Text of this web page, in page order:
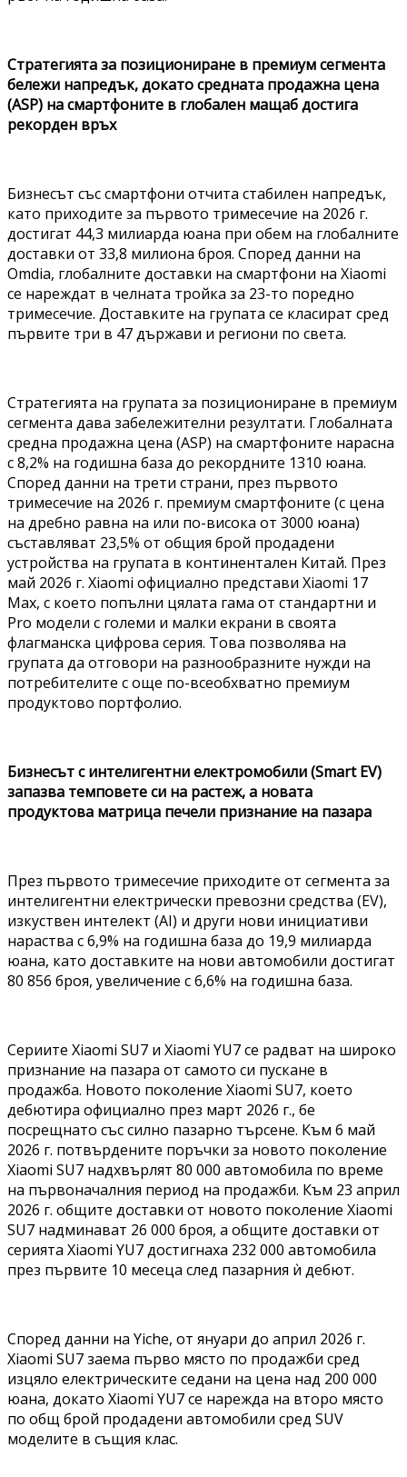
Стратегията за позициониране в премиум сегмента
бележи напредък, докато средната продажна цена
(ASP) на смартфоните в глобален мащаб достига
рекорден връх
Бизнесът със смартфони отчита стабилен напредък,
като приходите за първото тримесечие на 2026 г.
достигат 44,3 милиарда юана при обем на глобалните
доставки от 33,8 милиона броя. Според данни на
Omdia, глобалните доставки на смартфони на Xiaomi
се нареждат в челната тройка за 23-то поредно
тримесечие. Доставките на групата се класират сред
първите три в 47 държави и региони по света.
Стратегията на групата за позициониране в премиум
сегмента дава забележителни резултати. Глобалната
средна продажна цена (ASP) на смартфоните нарасна
с 8,2% на годишна база до рекордните 1310 юана.
Според данни на трети страни, през първото
тримесечие на 2026 г. премиум смартфоните (с цена
на дребно равна на или по-висока от 3000 юана)
съставляват 23,5% от общия брой продадени
устройства на групата в континентален Китай. През
май 2026 г. Xiaomi официално представи Xiaomi 17
Max, с което попълни цялата гама от стандартни и
Pro модели с големи и малки екрани в своята
флагманска цифрова серия. Това позволява на
групата да отговори на разнообразните нужди на
потребителите с още по-всеобхватно премиум
продуктово портфолио.
Бизнесът с интелигентни електромобили (Smart EV)
запазва темповете си на растеж, а новата
продуктова матрица печели признание на пазара
През първото тримесечие приходите от сегмента за
интелигентни електрически превозни средства (EV),
изкуствен интелект (AI) и други нови инициативи
нараства с 6,9% на годишна база до 19,9 милиарда
юана, като доставките на нови автомобили достигат
80 856 броя, увеличение с 6,6% на годишна база.
Сериите Xiaomi SU7 и Xiaomi YU7 се радват на широко
признание на пазара от самото си пускане в
продажба. Новото поколение Xiaomi SU7, което
дебютира официално през март 2026 г., бе
посрещнато със силно пазарно търсене. Към 6 май
2026 г. потвърдените поръчки за новото поколение
Xiaomi SU7 надхвърлят 80 000 автомобила по време
на първоначалния период на продажби. Към 23 април
2026 г. общите доставки от новото поколение Xiaomi
SU7 надминават 26 000 броя, а общите доставки от
серията Xiaomi YU7 достигнаха 232 000 автомобила
през първите 10 месеца след пазарния ѝ дебют.
Според данни на Yiche, от януари до април 2026 г.
Xiaomi SU7 заема първо място по продажби сред
изцяло електрическите седани на цена над 200 000
юана, докато Xiaomi YU7 се нарежда на второ място
по общ брой продадени автомобили сред SUV
моделите в същия клас.